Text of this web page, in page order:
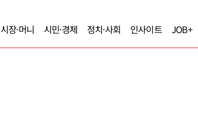
시장·머니 시민·경제 정치·사회 인사이트 JOB+